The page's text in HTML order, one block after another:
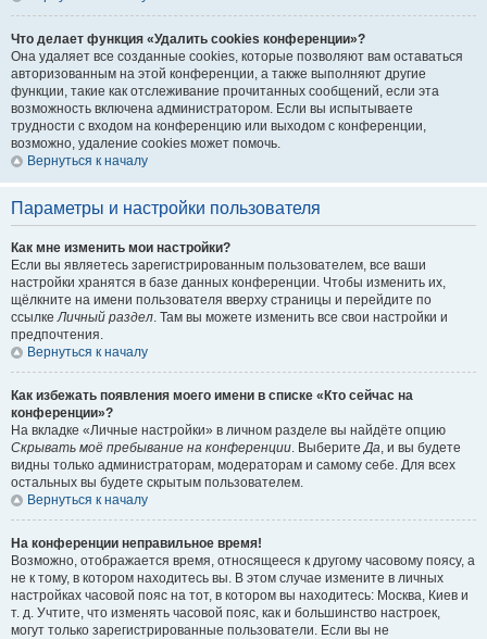
Что делает функция «Удалить cookies конференции»?
Она удаляет все созданные cookies, которые позволяют вам оставаться
авторизованным на этой конференции, а также выполняют другие
функции, такие как отслеживание прочитанных сообщений, если эта
возможность включена администратором. Если вы испытываете
трудности с входом на конференцию или выходом с конференции,
возможно, удаление cookies может помочь.
Вернуться к началу
Параметры и настройки пользователя
Как мне изменить мои настройки?
Если вы являетесь зарегистрированным пользователем, все ваши
настройки хранятся в базе данных конференции. Чтобы изменить их,
щёлкните на имени пользователя вверху страницы и перейдите по
ссылкеЛичный раздел. Там вы можете изменить все свои настройки и
предпочтения.
Вернуться к началу
Как избежать появления моего имени в списке «Кто сейчас на
конференции»?
На вкладке «Личные настройки» в личном разделе вы найдёте опцию
Скрывать моё пребывание на конференции. ВыберитеДа, и вы будете
видны только администраторам, модераторам и самому себе. Для всех
остальных вы будете скрытым пользователем.
Вернуться к началу
На конференции неправильное время!
Возможно, отображается время, относящееся к другому часовому поясу, а
не к тому, в котором находитесь вы. В этом случае измените в личных
настройках часовой пояс на тот, в котором вы находитесь: Москва, Киев и
т. д. Учтите, что изменять часовой пояс, как и большинство настроек,
могут только зарегистрированные пользователи. Если вы не